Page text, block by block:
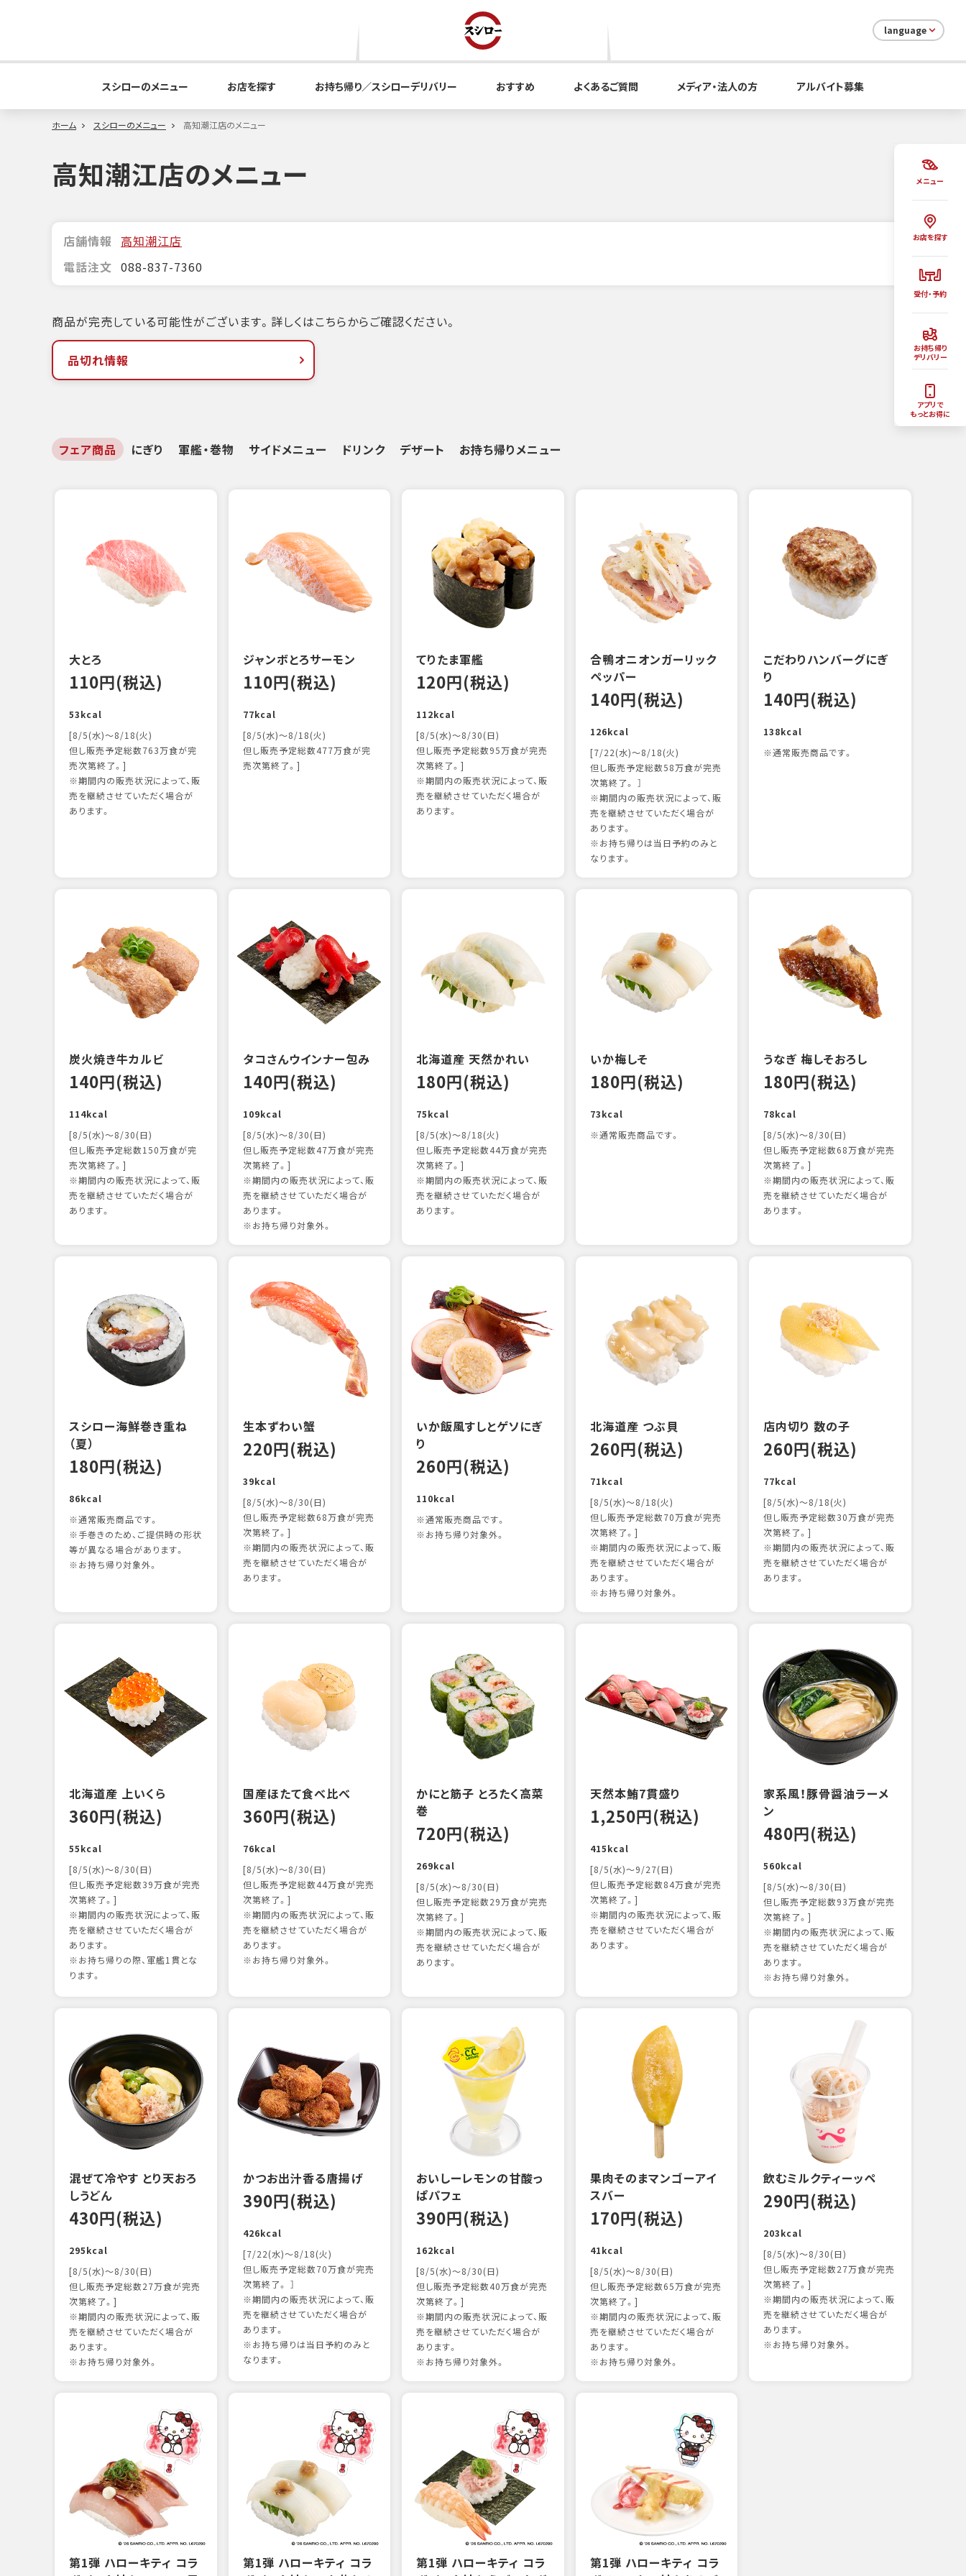
メニュー
お店を探す
受付・予約
お持ち帰り
デリバリー
アプリで
もっとお得に
language
スシローのメニュー お店を探す お持ち帰り／スシローデリバリー おすすめ よくあるご質問 メディア・法人の方 アルバイト募集
ホーム スシローのメニュー 高知潮江店のメニュー
高知潮江店のメニュー
店舗情報 高知潮江店
電話注文 088-837-7360
商品が完売している可能性がございます。詳しくはこちらからご確認ください。
品切れ情報
フェア商品 にぎり 軍艦・巻物 サイドメニュー ドリンク デザート お持ち帰りメニュー
大とろ
110円(税込)
53kcal
[8/5(水)～8/18(火)
但し販売予定総数763万食が完
売次第終了。]
※期間内の販売状況によって、販
売を継続させていただく場合が
あります。
ジャンボとろサーモン
110円(税込)
77kcal
[8/5(水)～8/18(火)
但し販売予定総数477万食が完
売次第終了。]
てりたま軍艦
120円(税込)
112kcal
[8/5(水)～8/30(日)
但し販売予定総数95万食が完売
次第終了。]
※期間内の販売状況によって、販
売を継続させていただく場合が
あります。
合鴨オニオンガーリック
ペッパー
140円(税込)
126kcal
[7/22(水)～8/18(火)
但し販売予定総数58万食が完売
次第終了。 ］
※期間内の販売状況によって、販
売を継続させていただく場合が
あります。
※お持ち帰りは当日予約のみと
なります。
こだわりハンバーグにぎ
り
140円(税込)
138kcal
※通常販売商品です。
炭火焼き牛カルビ
140円(税込)
114kcal
[8/5(水)～8/30(日)
但し販売予定総数150万食が完
売次第終了。]
※期間内の販売状況によって、販
売を継続させていただく場合が
あります。
タコさんウインナー包み
140円(税込)
109kcal
[8/5(水)～8/30(日)
但し販売予定総数47万食が完売
次第終了。]
※期間内の販売状況によって、販
売を継続させていただく場合が
あります。
※お持ち帰り対象外。
北海道産 天然かれい
180円(税込)
75kcal
[8/5(水)～8/18(火)
但し販売予定総数44万食が完売
次第終了。]
※期間内の販売状況によって、販
売を継続させていただく場合が
あります。
いか梅しそ
180円(税込)
73kcal
※通常販売商品です。
うなぎ 梅しそおろし
180円(税込)
78kcal
[8/5(水)～8/30(日)
但し販売予定総数68万食が完売
次第終了。]
※期間内の販売状況によって、販
売を継続させていただく場合が
あります。
スシロー海鮮巻き重ね
（夏）
180円(税込)
86kcal
※通常販売商品です。
※手巻きのため、ご提供時の形状
等が異なる場合があります。
※お持ち帰り対象外。
生本ずわい蟹
220円(税込)
39kcal
[8/5(水)～8/30(日)
但し販売予定総数68万食が完売
次第終了。]
※期間内の販売状況によって、販
売を継続させていただく場合が
あります。
いか飯風すしとゲソにぎ
り
260円(税込)
110kcal
※通常販売商品です。
※お持ち帰り対象外。
北海道産 つぶ貝
260円(税込)
71kcal
[8/5(水)～8/18(火)
但し販売予定総数70万食が完売
次第終了。]
※期間内の販売状況によって、販
売を継続させていただく場合が
あります。
※お持ち帰り対象外。
店内切り 数の子
260円(税込)
77kcal
[8/5(水)～8/18(火)
但し販売予定総数30万食が完売
次第終了。]
※期間内の販売状況によって、販
売を継続させていただく場合が
あります。
北海道産 上いくら
360円(税込)
55kcal
[8/5(水)～8/30(日)
但し販売予定総数39万食が完売
次第終了。]
※期間内の販売状況によって、販
売を継続させていただく場合が
あります。
※お持ち帰りの際、軍艦1貫とな
ります。
国産ほたて食べ比べ
360円(税込)
76kcal
[8/5(水)～8/30(日)
但し販売予定総数44万食が完売
次第終了。]
※期間内の販売状況によって、販
売を継続させていただく場合が
あります。
※お持ち帰り対象外。
かにと筋子 とろたく高菜
巻
720円(税込)
269kcal
[8/5(水)～8/30(日)
但し販売予定総数29万食が完売
次第終了。]
※期間内の販売状況によって、販
売を継続させていただく場合が
あります。
天然本鮪7貫盛り
1,250円(税込)
415kcal
[8/5(水)～9/27(日)
但し販売予定総数84万食が完売
次第終了。]
※期間内の販売状況によって、販
売を継続させていただく場合が
あります。
家系風！豚骨醤油ラーメ
ン
480円(税込)
560kcal
[8/5(水)～8/30(日)
但し販売予定総数93万食が完売
次第終了。]
※期間内の販売状況によって、販
売を継続させていただく場合が
あります。
※お持ち帰り対象外。
混ぜて冷やす とり天おろ
しうどん
430円(税込)
295kcal
[8/5(水)～8/30(日)
但し販売予定総数27万食が完売
次第終了。]
※期間内の販売状況によって、販
売を継続させていただく場合が
あります。
※お持ち帰り対象外。
かつお出汁香る唐揚げ
390円(税込)
426kcal
[7/22(水)～8/18(火)
但し販売予定総数70万食が完売
次第終了。 ］
※期間内の販売状況によって、販
売を継続させていただく場合が
あります。
※お持ち帰りは当日予約のみと
なります。
おいしーレモンの甘酸っ
ぱパフェ
390円(税込)
162kcal
[8/5(水)～8/30(日)
但し販売予定総数40万食が完売
次第終了。]
※期間内の販売状況によって、販
売を継続させていただく場合が
あります。
※お持ち帰り対象外。
果肉そのまマンゴーアイ
スバー
170円(税込)
41kcal
[8/5(水)～8/30(日)
但し販売予定総数65万食が完売
次第終了。]
※期間内の販売状況によって、販
売を継続させていただく場合が
あります。
※お持ち帰り対象外。
飲むミルクティーッペ
290円(税込)
203kcal
[8/5(水)～8/30(日)
但し販売予定総数27万食が完売
次第終了。]
※期間内の販売状況によって、販
売を継続させていただく場合が
あります。
※お持ち帰り対象外。
第1弾 ハローキティ コラ
第1弾 ハローキティ コラ
第1弾 ハローキティ コラ
第1弾 ハローキティ コラ